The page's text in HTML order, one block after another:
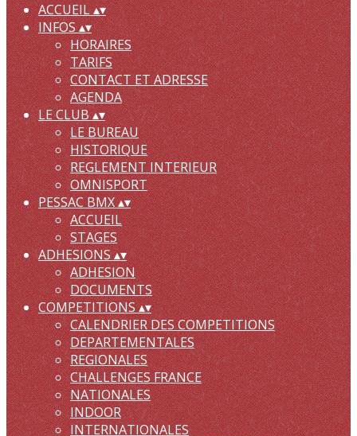
ACCUEIL▴▾
INFOS▴▾
HORAIRES
TARIFS
CONTACT ET ADRESSE
AGENDA
LE CLUB▴▾
LE BUREAU
HISTORIQUE
REGLEMENT INTERIEUR
OMNISPORT
PESSAC BMX▴▾
ACCUEIL
STAGES
ADHESIONS▴▾
ADHESION
DOCUMENTS
COMPETITIONS▴▾
CALENDRIER DES COMPETITIONS
DEPARTEMENTALES
REGIONALES
CHALLENGES FRANCE
NATIONALES
INDOOR
INTERNATIONALES